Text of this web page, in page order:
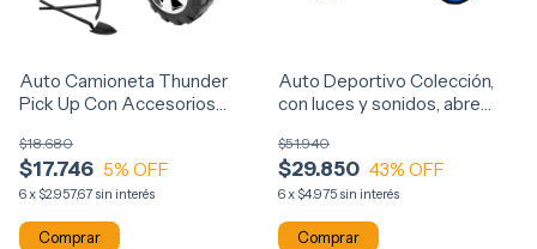
Auto Camioneta Thunder
Pick Up Con Accesorios
$17.746
$18.680
5% OFF
6x$2.957,67 sin interés
Comprar
Auto Deportivo Colección,
con luces y sonidos, abre
$29.850
$51.940
43% OFF
6x$4.975 sin interés
Comprar